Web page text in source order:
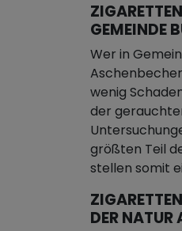
EMEINDE
Wer in
wenig
der
größten Teil
stellen somit
ER NATUR